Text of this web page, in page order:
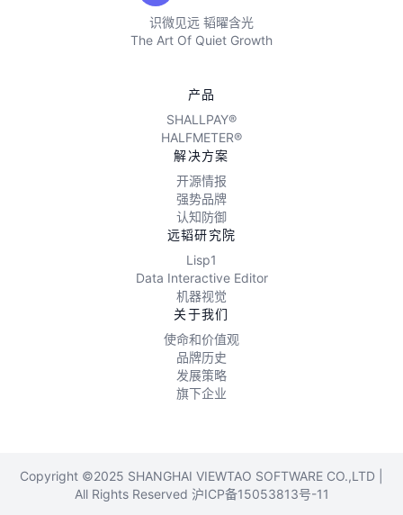
识微见远 韬曜含光
The Art Of Quiet Growth
产品
SHALLPAY®
HALFMETER®
解决方案
开源情报
强势品牌
认知防御
远韬研究院
Lisp1
Data Interactive Editor
机器视觉
关于我们
使命和价值观
品牌历史
发展策略
旗下企业
Copyright ©2025 SHANGHAI VIEWTAO SOFTWARE CO.,LTD |
All Rights Reserved 沪ICP备15053813号-11